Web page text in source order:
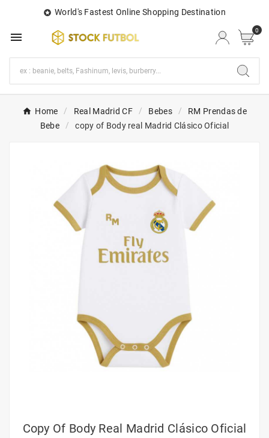
 World's Fastest Online Shopping Destination
 0
Home Real Madrid CF Bebes
RM Prendas de
Bebe
copy of Body real Madrid Clásico Oficial
Copy Of Body Real Madrid Clásico Oficial